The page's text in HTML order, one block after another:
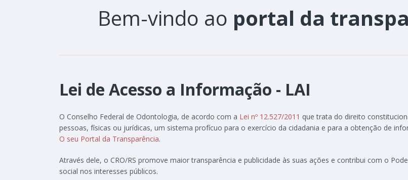
Bem-vindo ao portal da
Lei de Acesso a Informação - LAI
O Conselho Federal de Odontologia, de acordo com a Lei nº 12.527/2011 que trata do direito
pessoas, físicas ou jurídicas, um sistema profícuo para o exercício da cidadania e para a obtenção de
O seu Portal da Transparência.
Através dele, o CRO/RS promove maior transparência e publicidade às suas ações e contribui com o
social nos interesses públicos.